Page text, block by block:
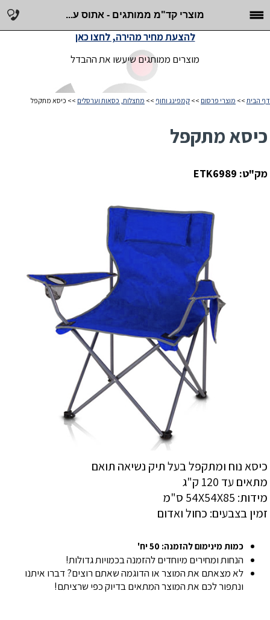
מוצרי קד"מ ממותגים - אתוס ע...
מוצרים ממותגים שיעשו את ההבדל
להצעת מחיר מהירה, לחצו כאן
דף הבית >> מוצרי פרסום >> קמפינג וחוף >> מחצלות, כסאות וערסלים >> כיסא מתקפל
כיסא מתקפל
מק"ט: ETK6989
כיסא נוח ומתקפל בעל תיק נשיאה תואם
מתאים עד 120 ק"ג
מידות: 54X54X85 ס"מ
זמין בצבעים: כחול ואדום
כמות מינימום להזמנה: 50 יח'
הנחות ומחירים מיוחדים להזמנה בכמויות גדולות!
לא מצאתם את המוצר או הדוגמה שאתם רוצים? דברו איתנו
ונתפור לכם את המוצר המתאים בדיוק כפי שרציתם!